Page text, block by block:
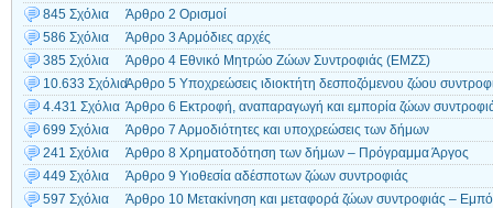
845 Σχόλια
Άρθρο 2 Ορισμοί
586 Σχόλια
Άρθρο 3 Αρμόδιες αρχές
385 Σχόλια
Άρθρο 4 Εθνικό Μητρώο Ζώων Συντροφιάς (ΕΜΖΣ)
10.633 ΣχόλιαΆρθρο 5 Υποχρεώσεις ιδιοκτήτη δεσποζόμενου ζώου
4.431 Σχόλια Άρθρο 6 Εκτροφή, αναπαραγωγή και εμπορία ζώων
699 Σχόλια
Άρθρο 7 Αρμοδιότητες και υποχρεώσεις των δήμων
241 Σχόλια
Άρθρο 8 Χρηματοδότηση των δήμων – Πρόγραμμα Άργος
449 Σχόλια
Άρθρο 9 Υιοθεσία αδέσποτων ζώων συντροφιάς
597 Σχόλια
Άρθρο 10 Μετακίνηση και μεταφορά ζώων συντροφιάς –